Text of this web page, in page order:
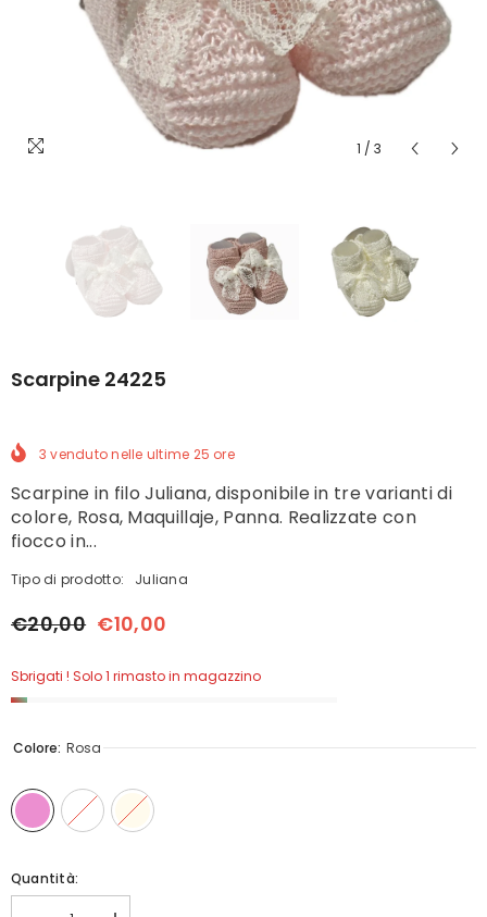
1 / 3
Scarpine 24225
3 venduto nelle ultime 25 ore
Scarpine in filo Juliana, disponibile in tre varianti di
colore, Rosa, Maquillaje, Panna. Realizzate con
fiocco in...
Tipo di prodotto: Juliana
€20,00 €10,00
Sbrigati ! Solo 1 rimasto in magazzino
Colore: Rosa
Quantità: